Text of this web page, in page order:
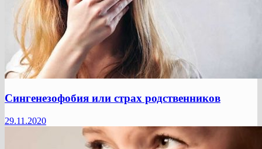
Сингенезофобия или страх родственников
29.11.2020